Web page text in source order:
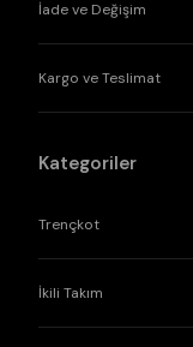
İade ve Değişim
Kargo ve Teslimat
Kategoriler
Trençkot
İkili Takım